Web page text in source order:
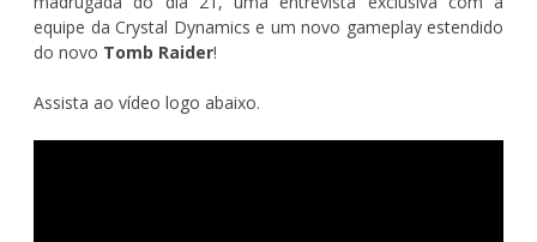
equipe da Crystal Dynamics e um novo gameplay estendido
do novo Tomb Raider!
Assista ao vídeo logo abaixo.